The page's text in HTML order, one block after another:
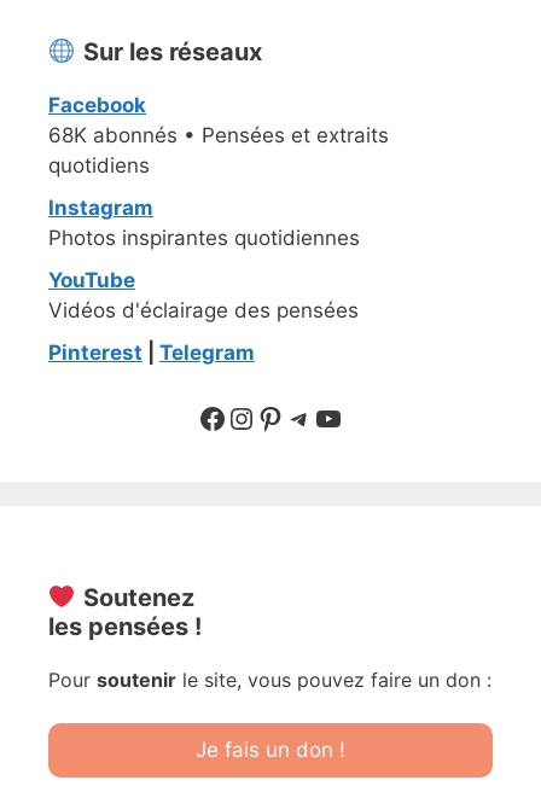
Sur les réseaux
Facebook
68K abonnés • Pensées et extraits
quotidiens
Instagram
Photos inspirantes quotidiennes
YouTube
Vidéos d'éclairage des pensées
Pinterest
Telegram
Suivre sur Facebook
Suivre sur Instagram
Pinterest
Sur Telegram
YouTube
Soutenez
les pensées !
Pour soutenir le site, vous pouvez faire un don :
Je fais un don !